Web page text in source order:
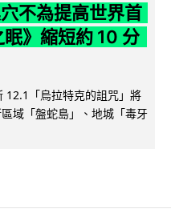
不為提高世界首
》縮短約 10 分
12.1「烏拉特克的詛咒」將
域「盤蛇島」、地城「毒牙